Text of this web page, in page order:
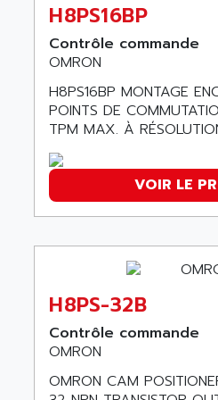
C350 / C370
RAIL SWITCH
SBC
HMI
SIMATIC HMI
OPERATOR PANEL
APRIL 2000
SMC50
SMC25 et SMC 35
SMC 50 / SMC 600
SMC 600
SMC50 / SMC600
ABC VISION
ABG
ABL
ABL SURSUM
ABLE SYSTEMS
ABOUTBATTERIE
ABRACON
ABS SYSTEM
ABUS
ABUS ELECTRONIC
AC AUTOMATION
H8PS16BP
Contrôle commande
OMRON
H8PS16BP MONTAGE
POINTS DE
TPM MAX. À
VOIR LE
H8PS-32B
Contrôle commande
OMRON
OMRON CAM